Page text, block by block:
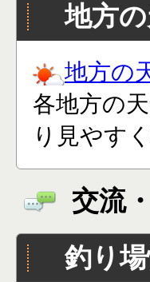
地方
地方の
各地方の
り見やす
交流
釣り